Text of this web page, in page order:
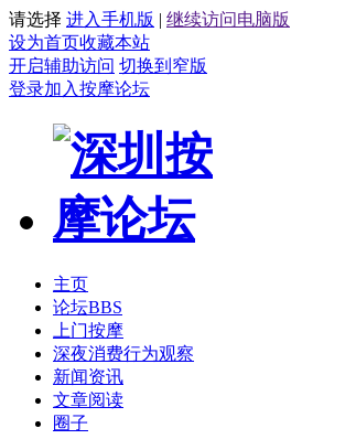
请选择 进入手机版 | 继续访问电脑版
设为首页收藏本站
开启辅助访问 切换到窄版
登录加入按摩论坛
主页
论坛BBS
上门按摩
深夜消费行为观察
新闻资讯
文章阅读
圈子